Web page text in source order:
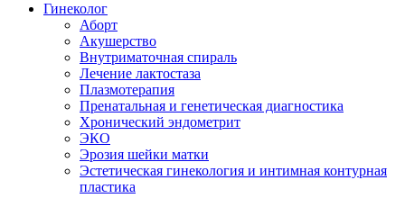
Гинеколог
Аборт
Акушерство
Внутриматочная спираль
Лечение лактостаза
Плазмотерапия
Пренатальная и генетическая диагностика
Хронический эндометрит
ЭКО
Эрозия шейки матки
Эстетическая гинекология и интимная контурная
пластика